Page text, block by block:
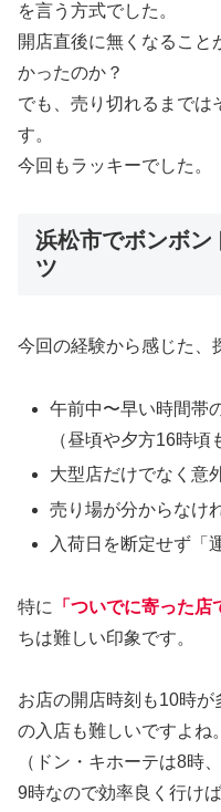
を言う方式でした。
開店直後に無くなること
かったのか？
でも、売り切れるまでは
す。
今回もラッキーでした。
浜松市でボンボン
ツ
今回の経験から感じた、
午前中〜早い時間帯
（昼頃や夕方16時頃
大型店だけでなく意
売り場が分からなけ
入荷日を断定せず「
特に 「ついでに寄った
ちは難しい印象です。
お店の開店時刻も10時
の入店も難しいですよね。
（ドン・キホーテは8時
9時なので効率良く行け